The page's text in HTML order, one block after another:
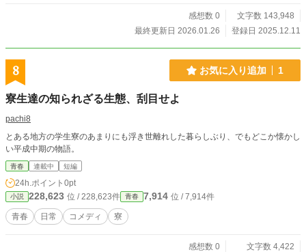
感想数 0
文字数 143,948
最終更新日 2026.01.26
登録日 2025.12.11
8 お気に入り追加 1
寮生達の知られざる生態、刮目せよ
pachi8
とある地方の学生寮のあまりにも浮き世離れした暮らしぶり、でもどこか懐かし
い平成中期の物語。
青春 連載中 短編
24h.ポイント 0pt
小説 228,623 位 / 228,623件 青春 7,914 位 / 7,914件
青春 日常 コメディ 寮
感想数 0
文字数 4,422